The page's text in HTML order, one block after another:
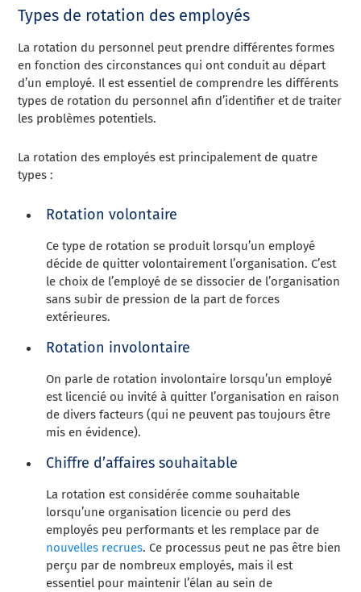
Types de rotation des employés
La rotation du personnel peut prendre différentes formes
en fonction des circonstances qui ont conduit au départ
d’un employé. Il est essentiel de comprendre les différents
types de rotation du personnel afin d’identifier et de traiter
les problèmes potentiels.
La rotation des employés est principalement de quatre
types :
Rotation volontaire
Ce type de rotation se produit lorsqu’un employé
décide de quitter volontairement l’organisation. C’est
le choix de l’employé de se dissocier de l’organisation
sans subir de pression de la part de forces
extérieures.
Rotation involontaire
On parle de rotation involontaire lorsqu’un employé
est licencié ou invité à quitter l’organisation en raison
de divers facteurs (qui ne peuvent pas toujours être
mis en évidence).
Chiffre d’affaires souhaitable
La rotation est considérée comme souhaitable
lorsqu’une organisation licencie ou perd des
employés peu performants et les remplace par de
nouvelles recrues. Ce processus peut ne pas être bien
perçu par de nombreux employés, mais il est
essentiel pour maintenir l’élan au sein de